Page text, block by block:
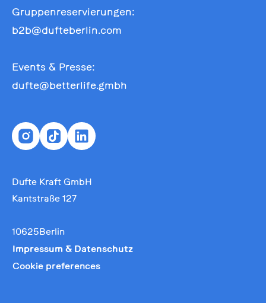
Gruppenreservierungen:
b2b@dufteberlin.com
Events & Presse:
dufte@betterlife.gmbh
Dufte Kraft GmbH
Kantstraße 127
10625Berlin
Impressum & Datenschutz
Cookie preferences